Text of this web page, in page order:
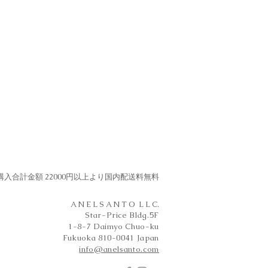
入合計​金額 22000円以上より国内配送料無料
A N E L S A N T O L L C.
Star-Price Bldg.5F
1-8-7 Daimyo Chuo-ku
Fukuoka 810-0041 Japan
info@anelsanto.com